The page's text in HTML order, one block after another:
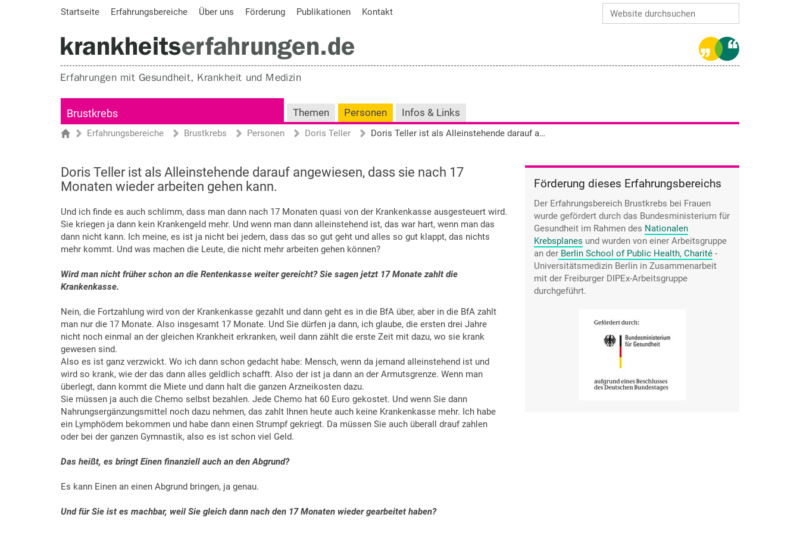
Erweiterte Suche…
Startseite Erfahrungsbereiche Über uns Förderung Publikationen Kontakt
Brustkrebs Themen Personen Infos & Links
Sie sind hier
StartseiteErfahrungsbereiche Brustkrebs Personen Doris Teller Doris Teller ist als Alleinstehende darauf angewiesen, dass sie nach 17 Monaten wieder arbeiten gehen kann.
Doris Teller ist als Alleinstehende darauf angewiesen, dass sie nach 17
Monaten wieder arbeiten gehen kann.
Und ich finde es auch schlimm, dass man dann nach 17 Monaten quasi von der Krankenkasse ausgesteuert wird.
Sie kriegen ja dann kein Krankengeld mehr. Und wenn man dann alleinstehend ist, das war hart, wenn man das
dann nicht kann. Ich meine, es ist ja nicht bei jedem, dass das so gut geht und alles so gut klappt, das nichts
mehr kommt. Und was machen die Leute, die nicht mehr arbeiten gehen können?
Wird man nicht früher schon an die Rentenkasse weiter gereicht? Sie sagen jetzt 17 Monate zahlt die
Krankenkasse.
Nein, die Fortzahlung wird von der Krankenkasse gezahlt und dann geht es in die BfA über, aber in die BfA zahlt
man nur die 17 Monate. Also insgesamt 17 Monate. Und Sie dürfen ja dann, ich glaube, die ersten drei Jahre
nicht noch einmal an der gleichen Krankheit erkranken, weil dann zählt die erste Zeit mit dazu, wo sie krank
gewesen sind.
Also es ist ganz verzwickt. Wo ich dann schon gedacht habe: Mensch, wenn da jemand alleinstehend ist und
wird so krank, wie der das dann alles geldlich schafft. Also der ist ja dann an der Armutsgrenze. Wenn man
überlegt, dann kommt die Miete und dann halt die ganzen Arzneikosten dazu.
Sie müssen ja auch die Chemo selbst bezahlen. Jede Chemo hat 60 Euro gekostet. Und wenn Sie dann
Nahrungsergänzungsmittel noch dazu nehmen, das zahlt Ihnen heute auch keine Krankenkasse mehr. Ich habe
ein Lymphödem bekommen und habe dann einen Strumpf gekriegt. Da müssen Sie auch überall drauf zahlen
oder bei der ganzen Gymnastik, also es ist schon viel Geld.
Das heißt, es bringt Einen finanziell auch an den Abgrund?
Es kann Einen an einen Abgrund bringen, ja genau.
Und für Sie ist es machbar, weil Sie gleich dann nach den 17 Monaten wieder gearbeitet haben?
Förderung dieses Erfahrungsbereichs
Der Erfahrungsbereich Brustkrebs bei Frauen
wurde gefördert durch das Bundesministerium für
Gesundheit im Rahmen des Nationalen
Krebsplanes und wurden von einer Arbeitsgruppe
an der Berlin School of Public Health, Charité -
Universitätsmedizin Berlin in Zusammenarbeit
mit der Freiburger DIPEx-Arbeitsgruppe
durchgeführt.